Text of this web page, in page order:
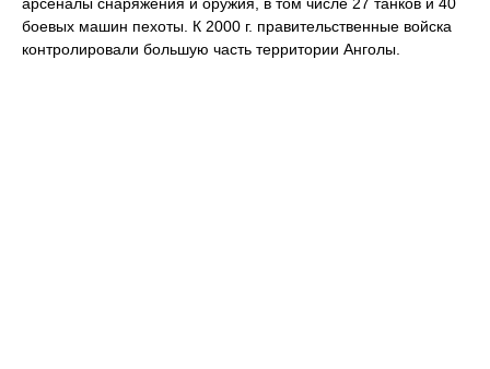
боевых машин пехоты. К 2000 г. правительственные войска
контролировали большую часть территории Анголы.